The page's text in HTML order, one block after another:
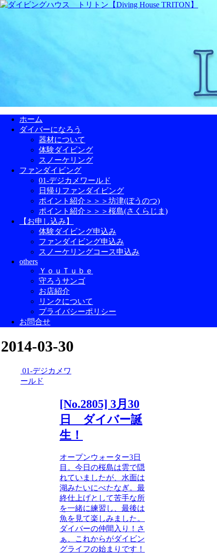
ホーム
ダイバーになろう
器材について
体験ダイビング
スノーケリング
ファンダイビング
01-デジカメワールド
日帰りファンダイビング
ポイント紹介＞＞＞坊津(ぼうのつ)
ポイント紹介＞＞＞桜島(さくらじま)
【お申し込み】
体験ダイビング申込み
ファンダイビング申込み
スノーケリングコース申込み
others
ＹｏｕＴｕｂｅ
守ろうサンゴ
お店紹介
リンクについて
プライバシーポリシー
お問合せ
2014-03-30
01-デジカメワ
ールド
[No.2805] 3月30
日 ダイバー誕
生！
オープンウォーター3日
目。今日の桜島は雲で隠
れていましたが、水面は
湖みたいにべたなぎ。最
終仕上げとして苦手な所
を一緒に練習し、最後は
魚を見て楽しみました。
ダイバーの仲間入り！さ
ぁ、これからがダイビン
グライフの始まりです！